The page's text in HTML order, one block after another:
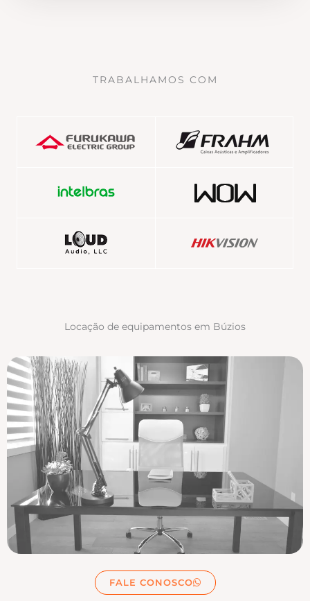
TRABALHAMOS COM
Locação de equipamentos em Búzios
FALE CONOSCO